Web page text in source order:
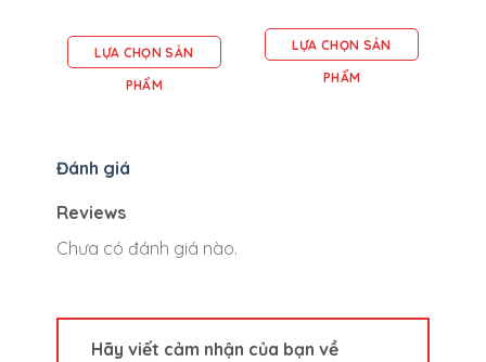
LỰA CHỌN SẢN
PHẨM
LỰA CHỌN SẢN
PHẨM
Đánh giá
Reviews
Chưa có đánh giá nào.
Hãy viết cảm nhận của bạn về